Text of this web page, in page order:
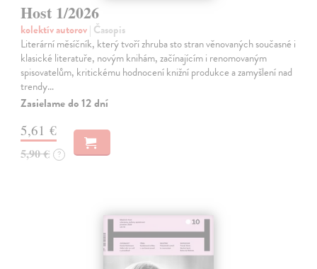
Host 1/2026
kolektív autorov| Časopis
Literární měsíčník, který tvoří zhruba sto stran věnovaných současné i
klasické literatuře, novým knihám, začínajícím i renomovaným
spisovatelům, kritickému hodnocení knižní produkce a zamyšlení nad
trendy…
Zasielame do 12 dní
5,61 €
5,90 € ?